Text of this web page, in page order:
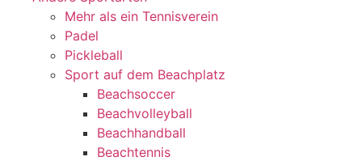
Mehr als ein Tennisverein
Padel
Pickleball
Sport auf dem Beachplatz
Beachsoccer
Beachvolleyball
Beachhandball
Beachtennis